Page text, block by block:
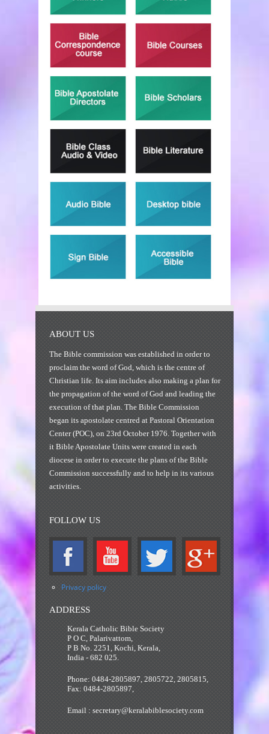
ABOUT US
The Bible commission was established in order to
proclaim the word of God, which is the centre of
Christian life. Its aim includes also making a plan for
the propagation of the word of God and leading the
execution of that plan. The Bible Commission
began its apostolate centred at Pastoral Orientation
Center (POC), on 23rd October 1976. Together with
it Bible Apostolate Units were created in each
diocese in order to execute the plans of the Bible
Commission successfully and to help in its various
activities.
FOLLOW US
Privacy policy
ADDRESS
Kerala Catholic Bible Society
P O C, Palarivattom,
P B No. 2251, Kochi, Kerala,
India - 682 025.
Phone: 0484-2805897, 2805722, 2805815,
Fax: 0484-2805897,
Email : secretary@keralabiblesociety.com